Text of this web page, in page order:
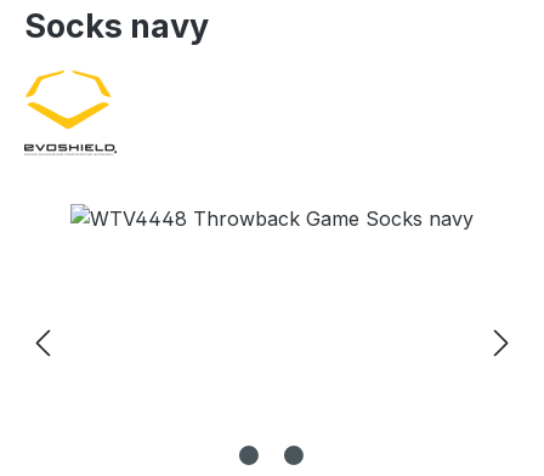
Socks navy
Bildergalerie überspringen